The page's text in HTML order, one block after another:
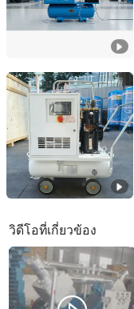
Jiangxi Honghaili
Guangdong, China
วิดีโอที่เกี่ยวข้อง